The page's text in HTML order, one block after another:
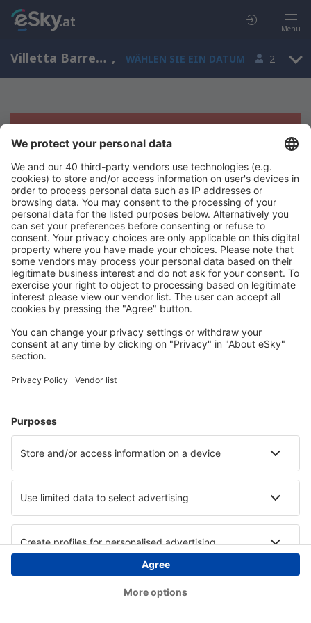
Menü
Villetta Barrea, Italien , WÄHLEN SIE EIN DATUM 2
Es tut uns leid, wir können keine
Ergebnisse aufzeigen
Bitte starten Sie Ihre Suche erneut mit anderen Suchkriterien.
Copyright © eSky.at. Alle Rechte vorbehalten.